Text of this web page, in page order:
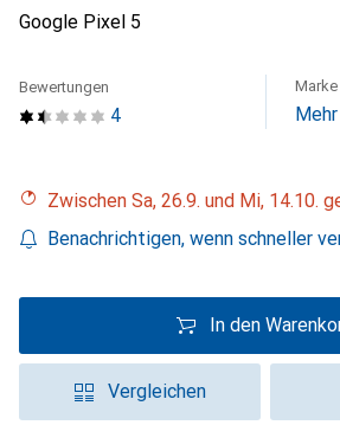
Google Pixel 5
4
Bewertungen Marke
Zwischen Sa, 26.9. und Mi, 14.10.
Benachrichtigen, wenn schneller
In den
Vergleichen